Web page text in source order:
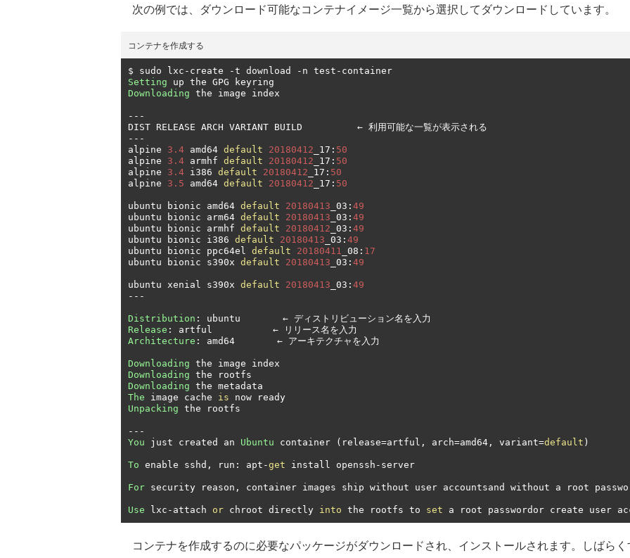
次の例では、ダウンロード可能なコンテナイメージ一覧から選択してダウンロードしています。
コンテナを作成する
$ sudo lxc - create -t download - n test -
Setting
Downloading the image index
---
DIST RELEASE ARCH VARIANT BUILD ← 利用可能な一覧が表示される
---
alpine 3.4 amd64 default 20180412 _17 : 50
alpine 3.4 armhf default 20180412 _17 : 50
alpine 3.4 i386 default 20180412 _17 : 50
alpine 3.5 amd64 default 20180412 _17 : 50
ubuntu bionic amd64 default 20180413 _03 : 49
ubuntu bionic arm64 default 20180413 _03 : 49
ubuntu bionic armhf default 20180412 _03 : 49
ubuntu bionic i386 default 20180413 _03 : 49
ubuntu bionic ppc64el default 20180411 _08 : 17
ubuntu bionic s390x default 20180413 _03 : 49
ubuntu xenial s390x default 20180413 _03 : 49
---
Distribution : ubuntu ← ディストリビューション名を入力
Release : artful ←
リリース名を入力
Architecture : amd64 ← アーキテクチャを入力
Downloading
Downloading
Downloading
The image cache is
Unpacking the rootfs
---
You just created an Ubuntu container ( release=artful , arch=amd64 , variant=default )
To enable sshd , run : apt -get install openssh - server
For security reason , container images ship without user accountsand without a root
Use lxc - attach or chroot directly into the rootfs to set a root passwordor create user
コンテナを作成するのに必要なパッケージがダウンロードされ、インストールされます。しばら